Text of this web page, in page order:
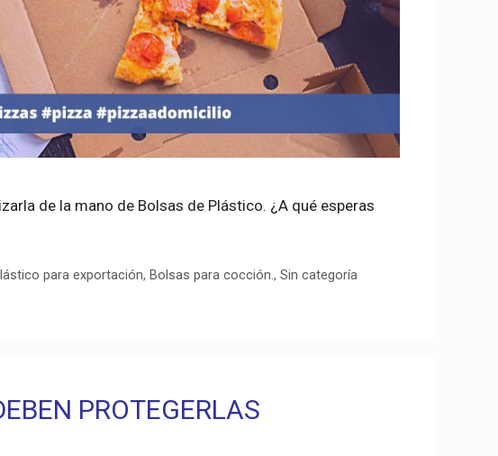
de la mano de Bolsas de Plástico. ¿A qué esperas
para exportación, Bolsas para cocción.,Sin categoría
PROTEGERLAS